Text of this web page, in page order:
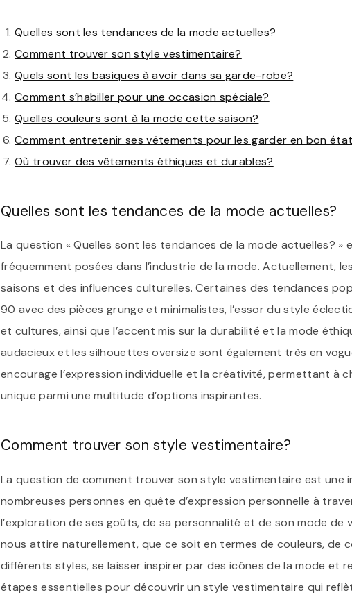
Quelles sont les tendances de la mode actuelles?
Comment trouver son style vestimentaire?
Quels sont les basiques à avoir dans sa garde-robe?
Comment s’habiller pour une occasion spéciale?
Quelles couleurs sont à la mode cette saison?
Comment entretenir ses vêtements pour les garder en bon
Où trouver des vêtements éthiques et durables?
Quelles sont les tendances de la mode actuelles?
La question « Quelles sont les tendances de la mode actuelles? »
fréquemment posées dans l’industrie de la mode. Actuellement,
saisons et des influences culturelles. Certaines des tendances
90 avec des pièces grunge et minimalistes, l’essor du style
et cultures, ainsi que l’accent mis sur la durabilité et la mode
audacieux et les silhouettes oversize sont également très en
encourage l’expression individuelle et la créativité, permettant à
unique parmi une multitude d’options inspirantes.
Comment trouver son style vestimentaire?
La question de comment trouver son style vestimentaire est
nombreuses personnes en quête d’expression personnelle à
l’exploration de ses goûts, de sa personnalité et de son mode de
nous attire naturellement, que ce soit en termes de couleurs, de
différents styles, se laisser inspirer par des icônes de la mode et
étapes essentielles pour découvrir un style vestimentaire qui